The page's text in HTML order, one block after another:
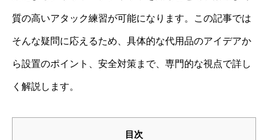
質の高いアタック練習が可能になります。この記事では
そんな疑問に応えるため、具体的な代用品のアイデアか
ら設置のポイント、安全対策まで、専門的な視点で詳し
く解説します。
目次